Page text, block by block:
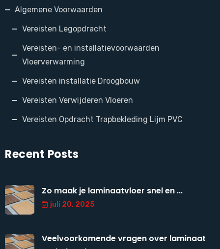
Algemene Voorwaarden
Vereisten Legopdracht
Vereisten- en installatievoorwaarden
Vloerverwarming
Vereisten installatie Droogbouw
Vereisten Verwijderen Vloeren
Vereisten Opdracht Trapbekleding Lijm PVC
Recent Posts
Zo maak je laminaatvloer snel en ...
juli 20, 2025
Veelvoorkomende vragen over laminaat